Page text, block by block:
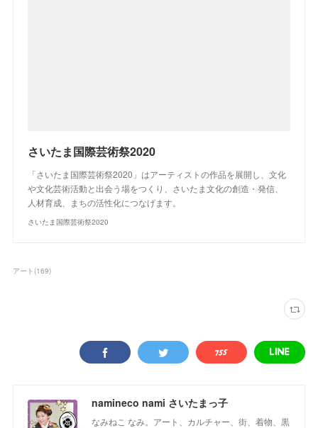
さいたま国際芸術祭2020
「さいたま国際芸術祭2020」はアーティストの作品を展開し、文化
や文化芸術活動と出会う場をつくり、さいたま文化の創造・発信、
人材育成、まちの活性化につなげます。
さいたま国際芸術祭2020
アート (169)
namineco nami さいたまっ子
なみねこ なみ。アート、カルチャー、街、着物、黒